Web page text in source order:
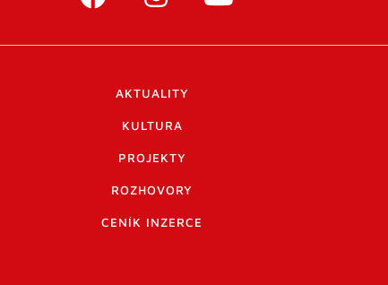
AKTUALITY
KULTURA
PROJEKTY
ROZHOVORY
CENÍK INZERCE